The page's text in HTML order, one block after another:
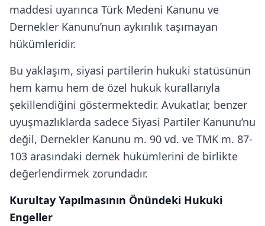
maddesi uyarınca Türk Medeni Kanunu ve
Dernekler Kanunu’nun aykırılık taşımayan
hükümleridir.
Bu yaklaşım, siyasi partilerin hukuki statüsünün
hem kamu hem de özel hukuk kurallarıyla
şekillendiğini göstermektedir. Avukatlar, benzer
uyuşmazlıklarda sadece Siyasi Partiler Kanunu’nu
değil, Dernekler Kanunu m. 90 vd. ve TMK m. 87-
103 arasındaki dernek hükümlerini de birlikte
değerlendirmek zorundadır.
Kurultay Yapılmasının Önündeki Hukuki
Engeller